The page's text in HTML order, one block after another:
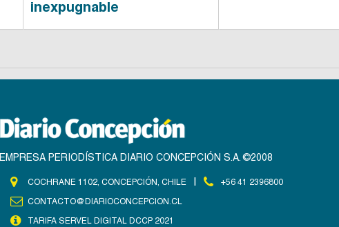
inexpugnable
EMPRESA PERIODÍSTICA DIARIO CONCEPCIÓN S.A. ©2008
COCHRANE 1102, CONCEPCIÓN, CHILE
+56 41 2396800
CONTACTO@DIARIOCONCEPCION.CL
TARIFA SERVEL DIGITAL DCCP 2021